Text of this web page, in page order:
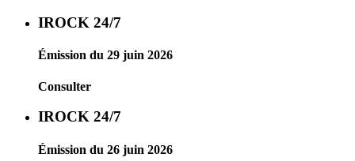
IROCK 24/7
Émission du 29 juin 2026
Consulter
IROCK 24/7
Émission du 26 juin 2026